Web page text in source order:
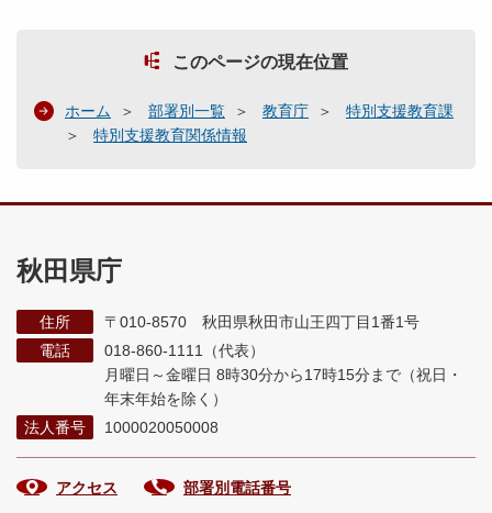
このページの現在位置
ホーム 部署別一覧 教育庁
特別支援教育課
特別支援教育関係情報
秋田県庁
住所
〒010-8570 秋田県秋田市山王四丁目1番1号
電話
018-860-1111（代表）
月曜日～金曜日 8時30分から17時15分まで （祝日・
年末年始を除く）
法人番号
1000020050008
アクセス 部署別電話番号